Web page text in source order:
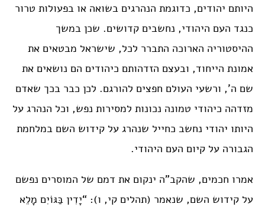
היותם יהודים, כדוגמת הנהרגים בשואה או בפעולות טרור
כנגד העם היהודי, נחשבים קדושים. שכן במשך
ההיסטוריה הארוכה התברר לכל, שישראל מבטאים את
אמונת הייחוד, ובעצם הזדהותם כיהודים הם נושאים את
שם ה’, ורשעי העולם חפצים להורגם. לכן כבר בכך שאדם
מזדהה כיהודי טמונה נכונות למסירות נפש, וכל הנהרג על
היותו יהודי נחשב כחייל שנהרג על קידוש השם במלחמת
הגבורה על קיום העם היהודי.
אמרו חכמים, שהקב”ה ינקום את דמם של המוסרים נפשם
על קידוש השם, שנאמר (תהלים קי, ו): “יָדִין בַּגּוֹיִם מָלֵא